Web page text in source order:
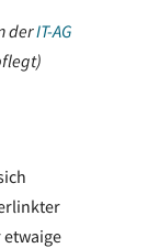
derIT-AG